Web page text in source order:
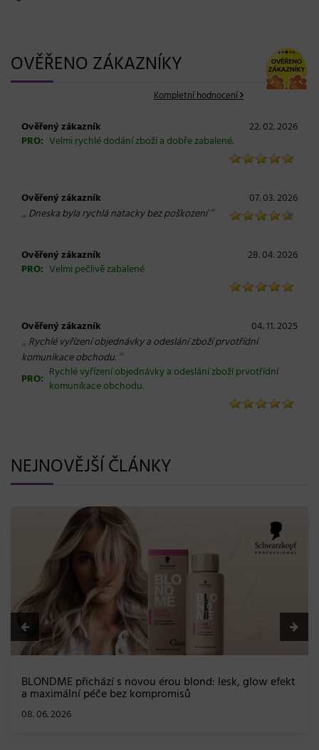
OVĚŘENO ZÁKAZNÍKY
Kompletní hodnocení
Ověřený zákazník
22. 02. 2026
PRO: Velmi rychlé dodání zboží a dobře zabalené.
Ověřený zákazník 07. 03. 2026
„ Dneska byla rychlá natacky bez poškození“
Ověřený zákazník
28. 04. 2026
PRO: Velmi pečlivě zabalené
Ověřený zákazník 04. 11. 2025
„ Rychlé vyřízení objednávky a odeslání zboží prvotřídní
komunikace obchodu. “
PRO: Rychlé vyřízení objednávky a odeslání zboží prvotřídní
komunikace obchodu.
NEJNOVĚJŠÍ ČLÁNKY
BLONDME přichází s novou érou blond: lesk, glow efekt
a maximální péče bez kompromisů
08. 06. 2026